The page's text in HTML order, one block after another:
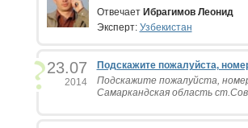
Отвечает Ибрагимов Леонид
Эксперт: Узбекистан
23.07
2014
Подскажите пожалуйста,
Подскажите пожалуйста,
Самаркандская область